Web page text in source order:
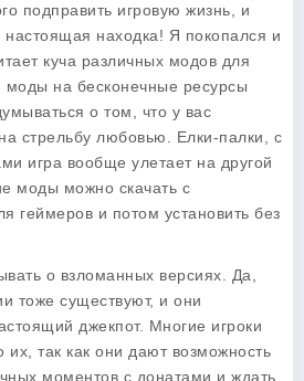
подправить игровую жизнь, и
находка! Я покопался и
куча различных модов для
на бесконечные ресурсы
о том, что у вас
стрельбу любовью. Елки-палки, с
игра вообще улетает на другой
моды можно скачать с
геймеров и потом установить без
о взломанных версиях. Да,
тоже существуют, и они
джекпот. Многие игроки
так как они дают возможность
моментов с донатами и ждать,